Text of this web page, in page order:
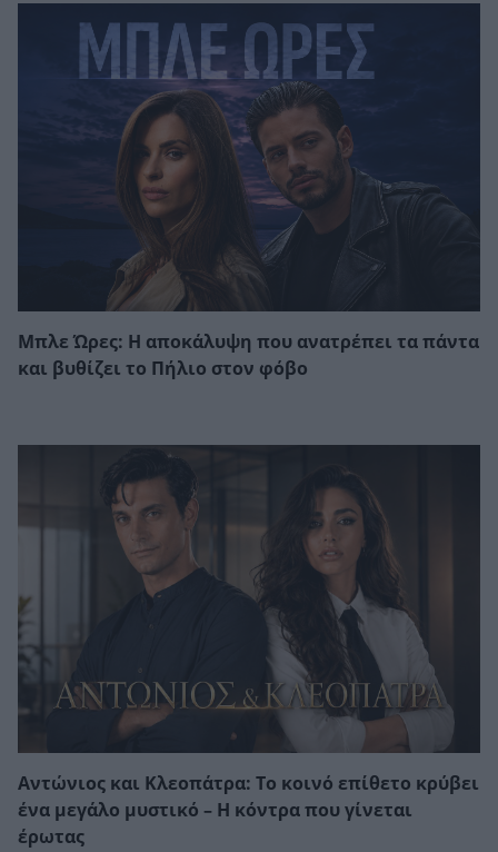
Μπλε Ώρες: Η αποκάλυψη που ανατρέπει τα πάντα
και βυθίζει το Πήλιο στον φόβο
Αντώνιος και Κλεοπάτρα: Το κοινό επίθετο κρύβει
ένα μεγάλο μυστικό – Η κόντρα που γίνεται
έρωτας